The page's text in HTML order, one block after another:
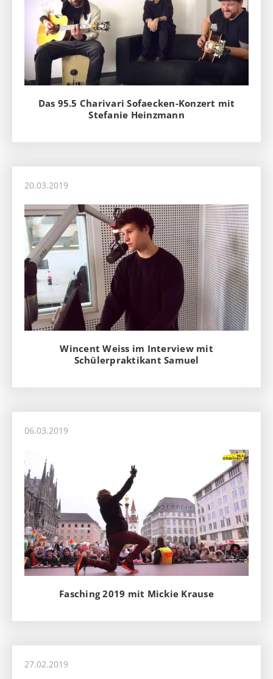
Das 95.5 Charivari Sofaecken-Konzert mit
Stefanie Heinzmann
20.03.2019
Wincent Weiss im Interview mit
Schülerpraktikant Samuel
06.03.2019
Fasching 2019 mit Mickie Krause
27.02.2019